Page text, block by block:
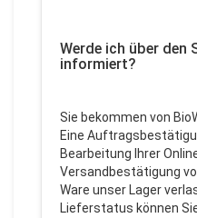
Werde ich über den
informiert?
Sie bekommen von
Eine
Bearbeitung Ihrer
Versandbestätigung
Ware unser Lager
Lieferstatus können